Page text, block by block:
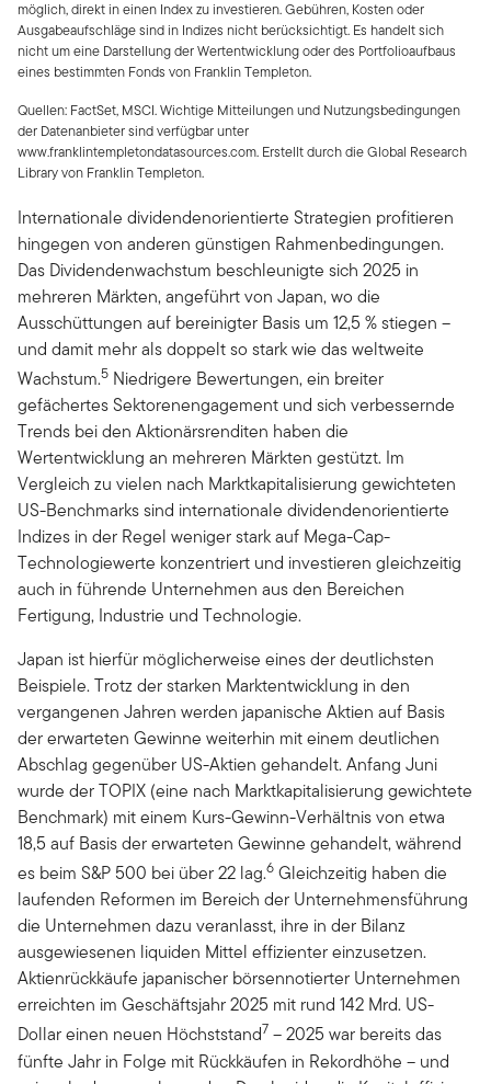
möglich, direkt in einen Index zu investieren. Gebühren, Kosten oder
Ausgabeaufschläge sind in Indizes nicht berücksichtigt. Es handelt sich
nicht um eine Darstellung der Wertentwicklung oder des Portfolioaufbaus
eines bestimmten Fonds von Franklin Templeton.
Quellen: FactSet, MSCI. Wichtige Mitteilungen und Nutzungsbedingungen
der Datenanbieter sind verfügbar unter
www.franklintempletondatasources.com. Erstellt durch die Global Research
Library von Franklin Templeton.
Internationale dividendenorientierte Strategien profitieren
hingegen von anderen günstigen Rahmenbedingungen.
Das Dividendenwachstum beschleunigte sich 2025 in
mehreren Märkten, angeführt von Japan, wo die
Ausschüttungen auf bereinigter Basis um 12,5 % stiegen –
und damit mehr als doppelt so stark wie das weltweite
Wachstum.5 Niedrigere Bewertungen, ein breiter
gefächertes Sektorenengagement und sich verbessernde
Trends bei den Aktionärsrenditen haben die
Wertentwicklung an mehreren Märkten gestützt. Im
Vergleich zu vielen nach Marktkapitalisierung gewichteten
US-Benchmarks sind internationale dividendenorientierte
Indizes in der Regel weniger stark auf Mega-Cap-
Technologiewerte konzentriert und investieren gleichzeitig
auch in führende Unternehmen aus den Bereichen
Fertigung, Industrie und Technologie.
Japan ist hierfür möglicherweise eines der deutlichsten
Beispiele. Trotz der starken Marktentwicklung in den
vergangenen Jahren werden japanische Aktien auf Basis
der erwarteten Gewinne weiterhin mit einem deutlichen
Abschlag gegenüber US-Aktien gehandelt. Anfang Juni
wurde der TOPIX (eine nach Marktkapitalisierung gewichtete
Benchmark) mit einem Kurs-Gewinn-Verhältnis von etwa
18,5 auf Basis der erwarteten Gewinne gehandelt, während
es beim S&P 500 bei über 22 lag.6 Gleichzeitig haben die
laufenden Reformen im Bereich der Unternehmensführung
die Unternehmen dazu veranlasst, ihre in der Bilanz
ausgewiesenen liquiden Mittel effizienter einzusetzen.
Aktienrückkäufe japanischer börsennotierter Unternehmen
erreichten im Geschäftsjahr 2025 mit rund 142 Mrd. US-
Dollar einen neuen Höchststand7 – 2025 war bereits das
fünfte Jahr in Folge mit Rückkäufen in Rekordhöhe – und